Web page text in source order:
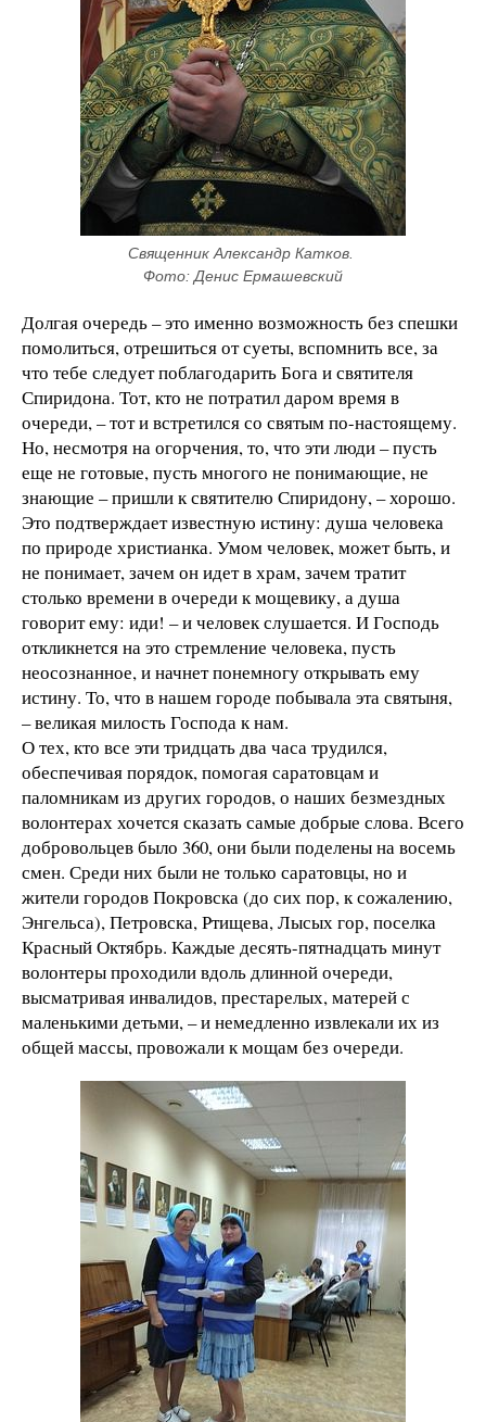
Священник Александр Катков.
Фото: Денис Ермашевский
Долгая очередь – это именно возможность без спешки
помолиться, отрешиться от суеты, вспомнить все, за
что тебе следует поблагодарить Бога и святителя
Спиридона. Тот, кто не потратил даром время в
очереди, – тот и встретился со святым по-настоящему.
Но, несмотря на огорчения, то, что эти люди – пусть
еще не готовые, пусть многого не понимающие, не
знающие – пришли к святителю Спиридону, – хорошо.
Это подтверждает известную истину: душа человека
по природе христианка. Умом человек, может быть, и
не понимает, зачем он идет в храм, зачем тратит
столько времени в очереди к мощевику, а душа
говорит ему: иди! – и человек слушается. И Господь
откликнется на это стремление человека, пусть
неосознанное, и начнет понемногу открывать ему
истину. То, что в нашем городе побывала эта святыня,
– великая милость Господа к нам.
О тех, кто все эти тридцать два часа трудился,
обеспечивая порядок, помогая саратовцам и
паломникам из других городов, о наших безмездных
волонтерах хочется сказать самые добрые слова. Всего
добровольцев было 360, они были поделены на восемь
смен. Среди них были не только саратовцы, но и
жители городов Покровска (до сих пор, к сожалению,
Энгельса), Петровска, Ртищева, Лысых гор, поселка
Красный Октябрь. Каждые десять-пятнадцать минут
волонтеры проходили вдоль длинной очереди,
высматривая инвалидов, престарелых, матерей с
маленькими детьми, – и немедленно извлекали их из
общей массы, провожали к мощам без очереди.